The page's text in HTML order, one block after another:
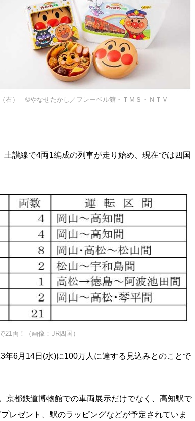
右） ©やなせたかし／フレーベル館・ＴＭＳ・ＮＴＶ
讃線で4両1編成の列車が走り始め、現在では四国
両！（画像：JR四国）
6月14日(水)に100万人に達する見込みとのことで
京都鉄道博物館での車両展示だけでなく、高知駅で
レゼント、駅のラッピングなどが予定されていま